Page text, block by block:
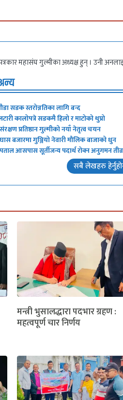
महासंघ गुल्मीका अध्यक्ष हुन् । उनी
सडक स्तरोन्नतिका लागि बन्द
कालोपत्रे सडकमै हिलो र माटोको थुप्रो
प्रतिष्ठान गुल्मीको नयाँ नेतृत्व चयन
बजारमा गुञ्जियो नेवारी मौलिक बाजाको धुन
आसपास सूर्तीजन्य पदार्थ रोक्न अनुगमन तीव्र
सबै लेखहरु
मन्त्री भुसालद्धारा पदभार ग्रहण :
महत्वपूर्ण चार निर्णय